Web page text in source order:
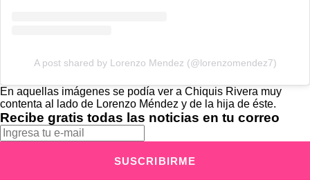
A post shared by Lorenzo Mendez (@lorenzomendez7)
En aquellas imágenes se podía ver a Chiquis Rivera muy
contenta al lado de Lorenzo Méndez y de la hija de éste.
Recibe gratis todas las noticias en tu correo
SUSCRIBIRME